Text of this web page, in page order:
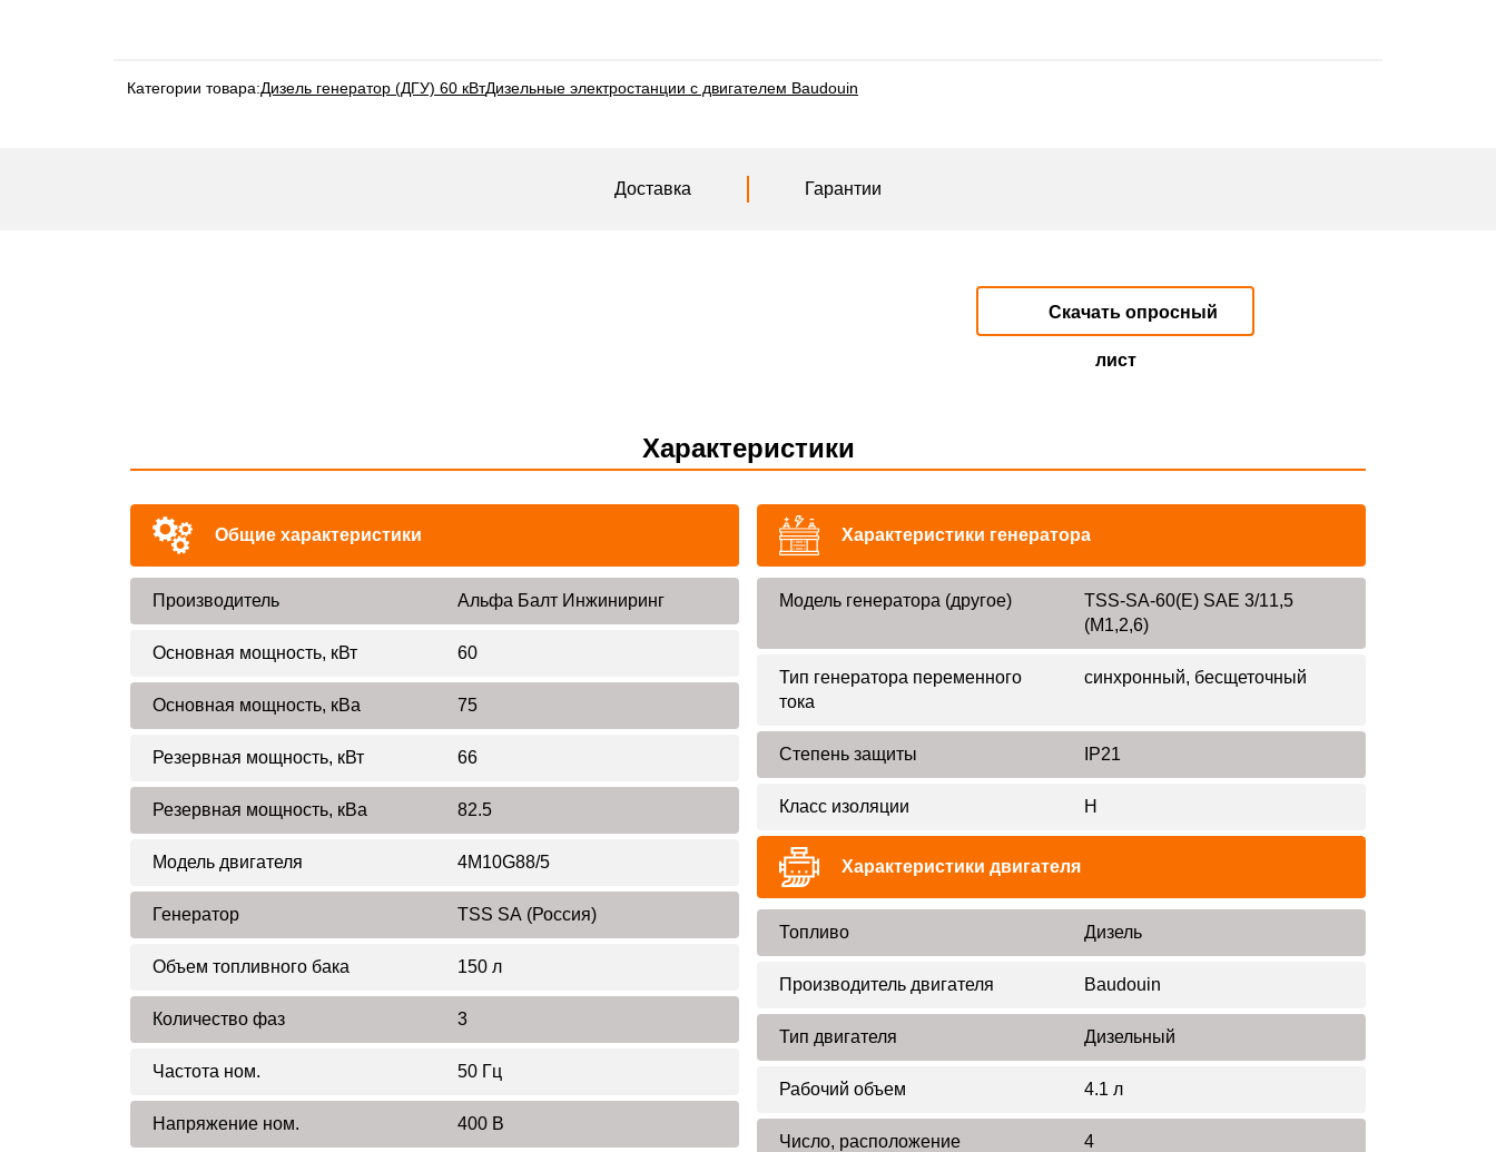
Категории товара:Дизель генератор (ДГУ) 60 кВтДизельные электростанции с двигателем Baudouin
Доставка Гарантии
Скачать опросный
лист
Характеристики
Общие характеристики
Производитель Альфа Балт Инжиниринг
Основная мощность, кВт 60
Основная мощность, кВа 75
Резервная мощность, кВт 66
Резервная мощность, кВа 82.5
Модель двигателя 4M10G88/5
Генератор TSS SA (Россия)
Объем топливного бака 150 л
Количество фаз 3
Частота ном. 50 Гц
Напряжение ном. 400 В
Характеристики генератора
Модель генератора (другое)
TSS-SA-60(E) SAE 3/11,5
(М1,2,6)
Тип генератора переменного
тока
синхронный, бесщеточный
Степень защиты IP21
Класс изоляции H
Характеристики двигателя
Топливо Дизель
Производитель двигателя Baudouin
Тип двигателя Дизельный
Рабочий объем 4.1 л
Число, расположение
4